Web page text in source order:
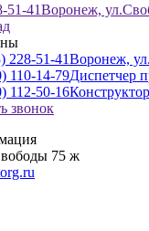
51-41Воронеж,
228-51-41Воронеж,
110-14-79Диспетчер
112-50-16
звонок
75 ж